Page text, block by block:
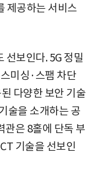
제공하는 서비스
선보인다. 5G 정밀
미싱·스팸 차단
다양한 보안 기술
술을 소개하는 공
관은 8홀에 단독 부
기술을 선보인